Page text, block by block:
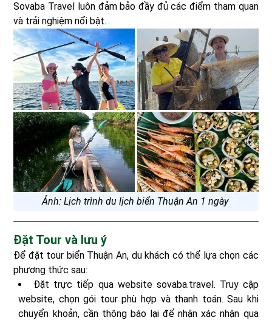
Sovaba Travel luôn đảm bảo đầy đủ các điểm tham quan
và trải nghiệm nổi bật.
Ảnh: Lịch trình du lịch biển Thuận An 1 ngày
Đặt Tour và lưu ý
Để đặt tour biển Thuận An, du khách có thể lựa chọn các
phương thức sau:
Đặt trực tiếp qua website sovaba.travel. Truy cập
website, chọn gói tour phù hợp và thanh toán. Sau khi
chuyển khoản, cần thông báo lại để nhận xác nhận qua